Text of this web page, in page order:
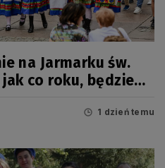
na Jarmarku św.
co roku, będzie
1 dzień temu